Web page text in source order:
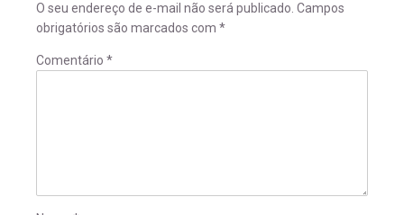
O seu endereço de e-mail não será publicado. Campos
obrigatórios são marcados com *
Comentário *